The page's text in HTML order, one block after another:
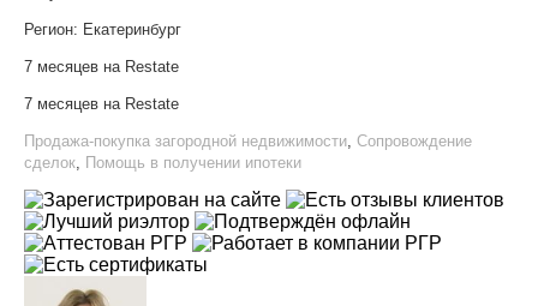
Регион: Екатеринбург
7 месяцев на Restate
7 месяцев на Restate
Продажа-покупка загородной недвижимости, Сопровождение
сделок, Помощь в получении ипотеки